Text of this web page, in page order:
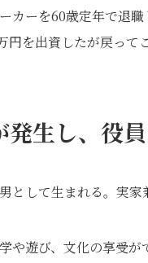
カーを60歳定年で退
を出資したが戻って
発生し、役
として生まれる。実家
や遊び、文化の享受